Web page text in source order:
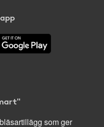
som ger